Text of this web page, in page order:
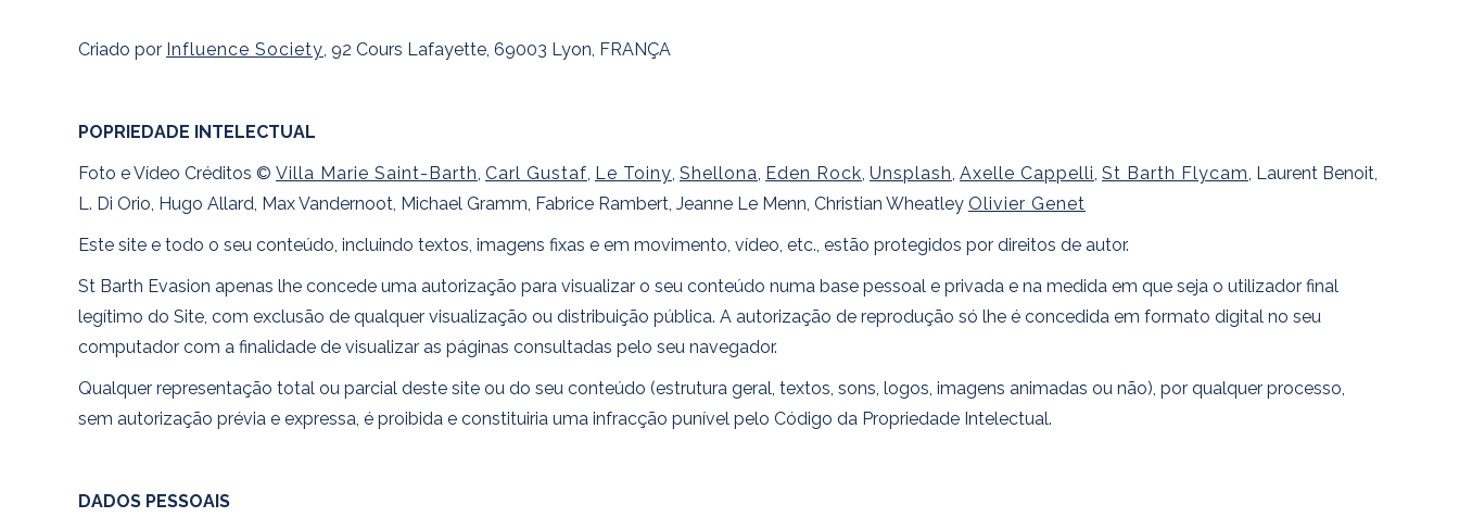
Criado por Influence Society, 92 Cours Lafayette, 69003 Lyon, FRANÇA
POPRIEDADE INTELECTUAL
Foto e Vídeo Créditos © Villa Marie Saint-Barth, Carl Gustaf, Le Toiny, Shellona, Eden Rock, Unsplash, Axelle Cappelli, St Barth Flycam, Laurent Benoit,
L. Di Orio, Hugo Allard, Max Vandernoot, Michael Gramm, Fabrice Rambert, Jeanne Le Menn, Christian Wheatley Olivier Genet
Este site e todo o seu conteúdo, incluindo textos, imagens fixas e em movimento, vídeo, etc., estão protegidos por direitos de autor.
St Barth Evasion apenas lhe concede uma autorização para visualizar o seu conteúdo numa base pessoal e privada e na medida em que seja o utilizador final
legítimo do Site, com exclusão de qualquer visualização ou distribuição pública. A autorização de reprodução só lhe é concedida em formato digital no seu
computador com a finalidade de visualizar as páginas consultadas pelo seu navegador.
Qualquer representação total ou parcial deste site ou do seu conteúdo (estrutura geral, textos, sons, logos, imagens animadas ou não), por qualquer processo,
sem autorização prévia e expressa, é proibida e constituiria uma infracção punível pelo Código da Propriedade Intelectual.
DADOS PESSOAIS